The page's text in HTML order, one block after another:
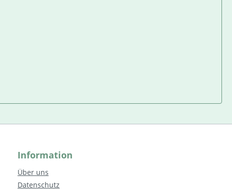
Information
Über uns
Datenschutz